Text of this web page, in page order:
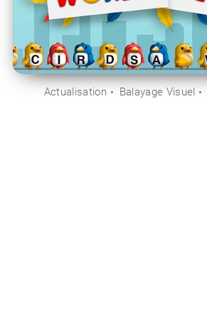
Actualisation Balayage Visuel